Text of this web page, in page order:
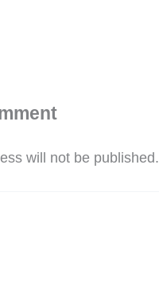
will not be published.